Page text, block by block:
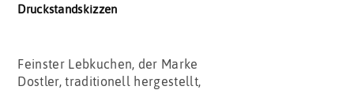
Druckstandskizzen
Feinster Lebkuchen, der Marke
Dostler, traditionell hergestellt,